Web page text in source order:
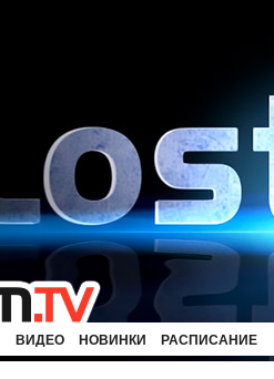
ВИДЕО НОВИНКИ РАСПИСАНИЕ